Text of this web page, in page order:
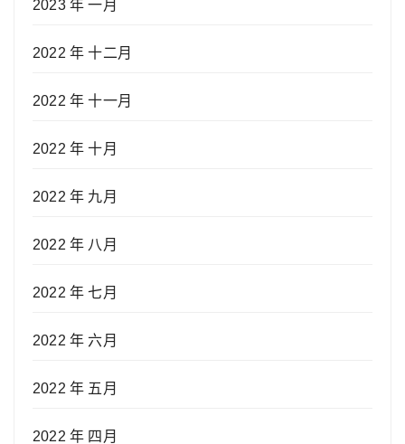
2023 年 一月
2022 年 十二月
2022 年 十一月
2022 年 十月
2022 年 九月
2022 年 八月
2022 年 七月
2022 年 六月
2022 年 五月
2022 年 四月